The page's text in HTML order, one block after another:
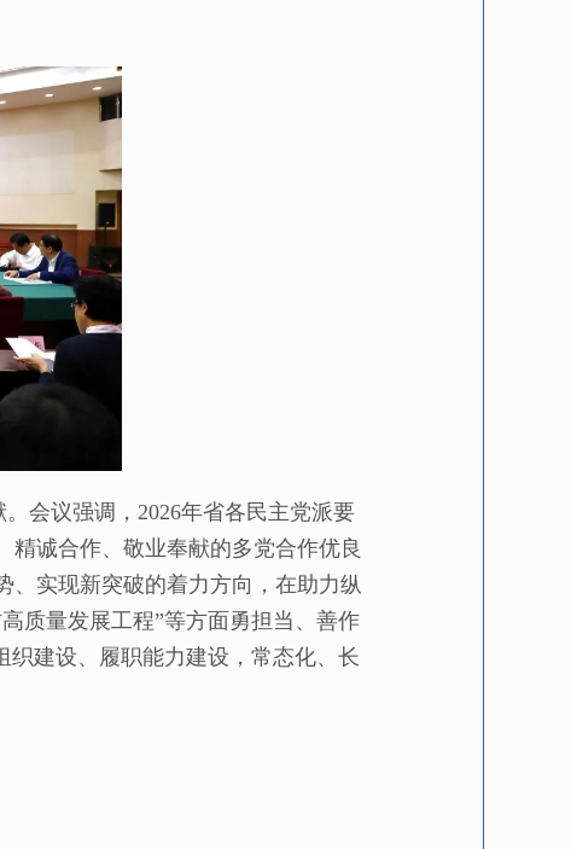
会议强调，2026年省各民主党派要
诚合作、敬业奉献的多党合作优良
、实现新突破的着力方向，在助力纵
质量发展工程”等方面勇担当、善作
织建设、履职能力建设，常态化、长